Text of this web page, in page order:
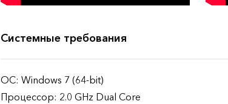
Системные требования
ОС: Windows 7 (64-bit)
Процессор: 2.0 GHz Dual Core